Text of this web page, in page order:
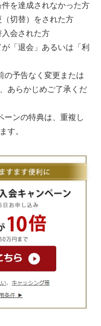
を達成されなかった方
切替）をされた方
会された方
「退会」あるいは「利
の予告なく変更または
あらかじめご了承くだ
ーンの特典は、重複し
す。